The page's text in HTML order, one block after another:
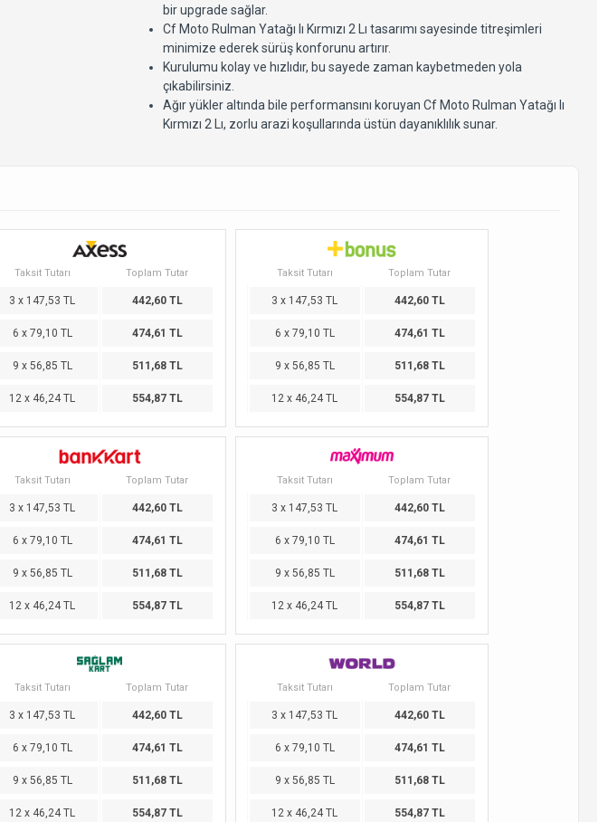
bir upgrade sağlar.
Cf Moto Rulman Yatağı Iı Kırmızı 2 Lı tasarımı sayesinde titreşimleri
minimize ederek sürüş konforunu artırır.
Kurulumu kolay ve hızlıdır, bu sayede zaman kaybetmeden yola
çıkabilirsiniz.
Ağır yükler altında bile performansını koruyan Cf Moto Rulman Yatağı Iı
Kırmızı 2 Lı, zorlu arazi koşullarında üstün dayanıklılık sunar.
Taksit Tutarı Toplam Tutar
3 x 147,53 TL 442,60 TL
6 x 79,10 TL 474,61 TL
9 x 56,85 TL 511,68 TL
12 x 46,24 TL 554,87 TL
Taksit Tutarı Toplam Tutar
3 x 147,53 TL 442,60 TL
6 x 79,10 TL 474,61 TL
9 x 56,85 TL 511,68 TL
12 x 46,24 TL 554,87 TL
Taksit Tutarı Toplam Tutar
3 x 147,53 TL 442,60 TL
6 x 79,10 TL 474,61 TL
9 x 56,85 TL 511,68 TL
12 x 46,24 TL 554,87 TL
Taksit Tutarı Toplam Tutar
3 x 147,53 TL 442,60 TL
6 x 79,10 TL 474,61 TL
9 x 56,85 TL 511,68 TL
12 x 46,24 TL 554,87 TL
Taksit Tutarı Toplam Tutar
3 x 147,53 TL 442,60 TL
6 x 79,10 TL 474,61 TL
9 x 56,85 TL 511,68 TL
12 x 46,24 TL 554,87 TL
Taksit Tutarı Toplam Tutar
3 x 147,53 TL 442,60 TL
6 x 79,10 TL 474,61 TL
9 x 56,85 TL 511,68 TL
12 x 46,24 TL 554,87 TL